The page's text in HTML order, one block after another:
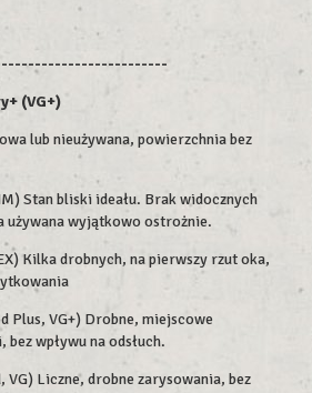
(VG+)
lub nieużywana, powierzchnia bez
Stan bliski ideału. Brak widocznych
używana wyjątkowo ostrożnie.
Kilka drobnych, na pierwszy rzut oka,
Plus, VG+) Drobne, miejscowe
wpływu na odsłuch.
VG) Liczne, drobne zarysowania, bez